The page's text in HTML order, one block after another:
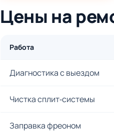
Цены на
Работа
Диагностика с выездом
Чистка сплит-системы
Заправка фреоном